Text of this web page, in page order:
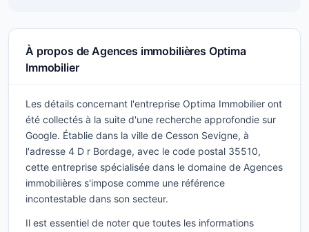
À propos de Agences immobilières Optima
Immobilier
Les détails concernant l'entreprise Optima Immobilier ont
été collectés à la suite d'une recherche approfondie sur
Google. Établie dans la ville de Cesson Sevigne, à
l'adresse 4 D r Bordage, avec le code postal 35510,
cette entreprise spécialisée dans le domaine de Agences
immobilières s'impose comme une référence
incontestable dans son secteur.
Il est essentiel de noter que toutes les informations